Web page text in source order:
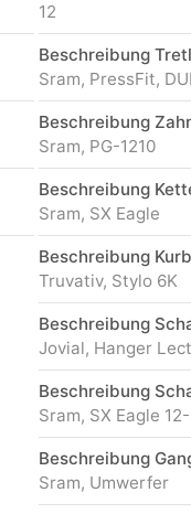
12
Beschreibung
Sram, PressFit,
Beschreibung
Sram, PG-1210
Beschreibung
Sram, SX Eagle
Beschreibung
Truvativ, Stylo 6K
Beschreibung
Jovial, Hanger
Beschreibung
Sram, SX Eagle
Beschreibung
Sram, Umwerfer